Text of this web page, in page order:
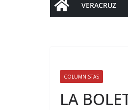
VERACRUZ
COLUMNISTAS
LA